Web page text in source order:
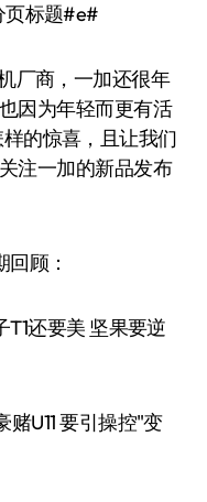
标题#e#
厂商，一加还很年
因为年轻而更有活
的惊喜，且让我们
注一加的新品发布
回顾：
还要美 坚果要逆
U11 要引操控"变